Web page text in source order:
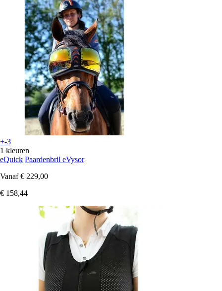
+-3
1 kleuren
eQuick Paardenbril eVysor
Vanaf € 229,00
€ 158,44